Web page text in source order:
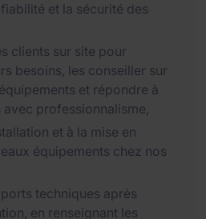
et la sécurité des
clients sur site pour
besoins, les conseiller sur
et répondre à
avec professionnalisme,
et à la mise en
équipements chez nos
techniques après
en renseignant les